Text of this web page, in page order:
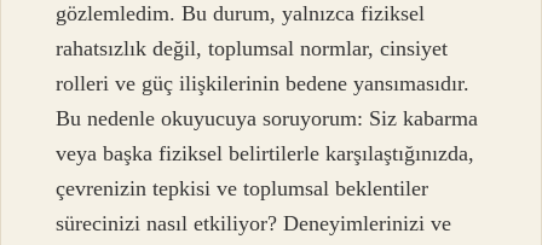
gözlemledim. Bu durum, yalnızca fiziksel
rahatsızlık değil, toplumsal normlar, cinsiyet
rolleri ve güç ilişkilerinin bedene yansımasıdır.
Bu nedenle okuyucuya soruyorum: Siz kabarma
veya başka fiziksel belirtilerle karşılaştığınızda,
çevrenizin tepkisi ve toplumsal beklentiler
sürecinizi nasıl etkiliyor? Deneyimlerinizi ve